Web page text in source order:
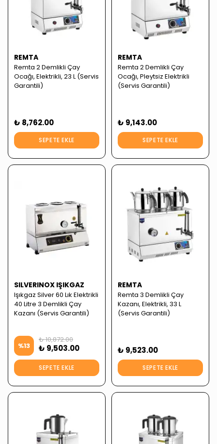
REMTA
Remta 2 Demlikli Çay
Ocağı, Elektrikli, 23 L (Servis
Garantili)
₺ 8,762.00
SEPETE EKLE
REMTA
Remta 2 Demlikli Çay
Ocağı, Pleytsiz Elektrikli
(Servis Garantili)
₺ 9,143.00
SEPETE EKLE
SILVERINOX IŞIKGAZ
Işıkgaz Silver 60 Lık Elektrikli
40 Litre 3 Demlikli Çay
Kazanı (Servis Garantili)
%13
₺ 10,872.00
₺ 9,503.00
SEPETE EKLE
REMTA
Remta 3 Demlikli Çay
Kazanı, Elektrikli, 33 L
(Servis Garantili)
₺ 9,523.00
SEPETE EKLE